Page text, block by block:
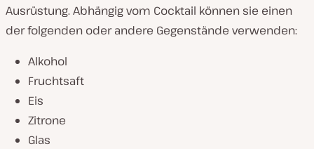
Ausrüstung. Abhängig vom Cocktail können sie einen
der folgenden oder andere Gegenstände verwenden:
Alkohol
Fruchtsaft
Eis
Zitrone
Glas